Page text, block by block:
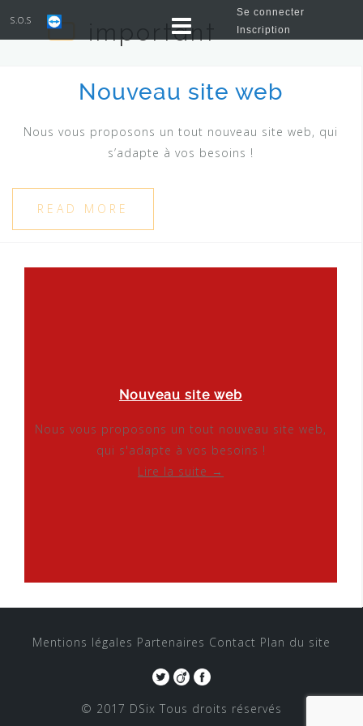
S.O.S
Se connecter
Inscription
important
Nouveau site web
Nous vous proposons un tout nouveau site web, qui
s’adapte à vos besoins !
READ MORE
Nouveau site web
Nous vous proposons un tout nouveau site web,
qui s'adapte à vos besoins !
Lire la suite →
Mentions légales Partenaires Contact Plan du site
© 2017 DSix Tous droits réservés